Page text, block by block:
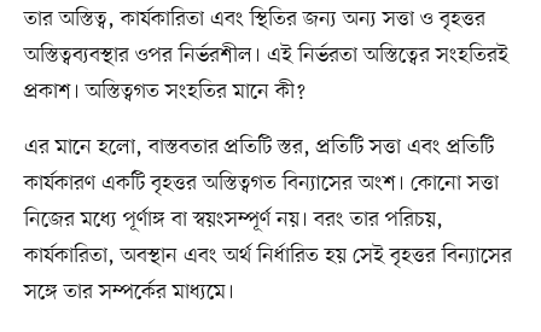
তার অস্তিত্ব, কার্যকারিতা এবং স্থিতির জন্য অন্য সত্তা ও বৃহত্তর
অস্তিত্বব্যবস্থার ওপর নির্ভরশীল। এই নির্ভরতা অস্তিত্বের সংহতিরই
প্রকাশ। অস্তিত্বগত সংহতির মানে কী?
এর মানে হলো, বাস্তবতার প্রতিটি স্তর, প্রতিটি সত্তা এবং প্রতিটি
কার্যকারণ একটি বৃহত্তর অস্তিত্বগত বিন্যাসের অংশ। কোনো সত্তা
নিজের মধ্যে পূর্ণাঙ্গ বা স্বয়ংসম্পূর্ণ নয়। বরং তার পরিচয়,
কার্যকারিতা, অবস্থান এবং অর্থ নির্ধারিত হয় সেই বৃহত্তর বিন্যাসের
সঙ্গে তার সম্পর্কের মাধ্যমে।